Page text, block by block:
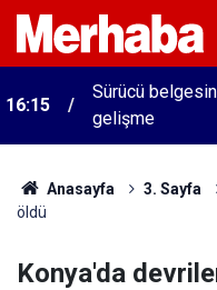
16:15
Sürücü
gelişme
Anasayfa 3. Sayfa
öldü
Konya'da